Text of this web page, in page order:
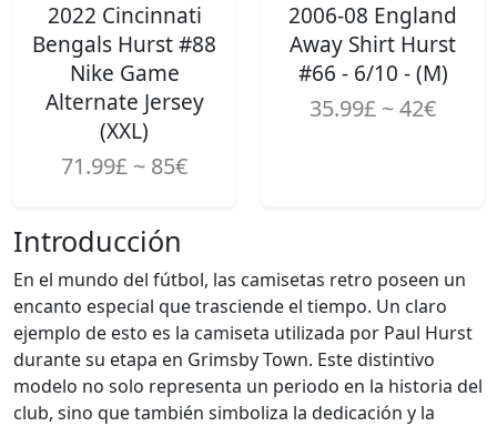
2022 Cincinnati
Bengals Hurst #88
Nike Game
Alternate Jersey
(XXL)
71.99£ ~ 85€
2006-08 England
Away Shirt Hurst
#66 - 6/10 - (M)
35.99£ ~ 42€
Introducción
En el mundo del fútbol, las camisetas retro poseen un
encanto especial que trasciende el tiempo. Un claro
ejemplo de esto es la camiseta utilizada por Paul Hurst
durante su etapa en Grimsby Town. Este distintivo
modelo no solo representa un periodo en la historia del
club, sino que también simboliza la dedicación y la